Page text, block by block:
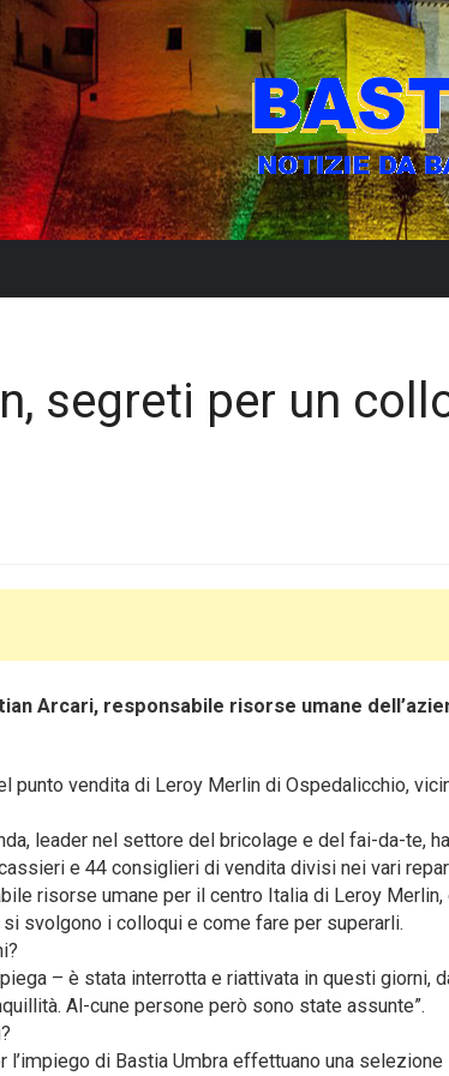
segreti per un
Arcari, responsabile risorse umane
punto vendita di Leroy Merlin di Ospedalicchio,
leader nel settore del bricolage e del fai-da-te,
e 44 consiglieri di vendita divisi nei vari
risorse umane per il centro Italia di Leroy
svolgono i colloqui e come fare per superarli.
– è stata interrotta e riattivata in questi giorni,
Al-cune persone però sono state assunte”.
l’impiego di Bastia Umbra effettuano una